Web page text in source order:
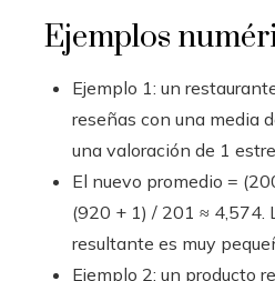
Ejemplos
Ejemplo 1: un
reseñas con una media
una valoración de 1
El nuevo promedio =
(920 + 1) / 201 ≈ 4,574.
resultante es muy
Ejemplo 2: un producto